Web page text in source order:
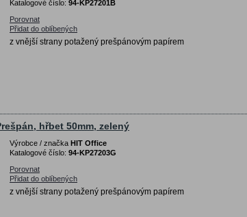
Katalogové číslo: 94-KP27201B
Porovnat
Přidat do oblíbených
z vnější strany potažený prešpánovým papírem
hřbet 50mm, zelený
Výrobce / značka HIT Office
Katalogové číslo: 94-KP27203G
Porovnat
Přidat do oblíbených
z vnější strany potažený prešpánovým papírem